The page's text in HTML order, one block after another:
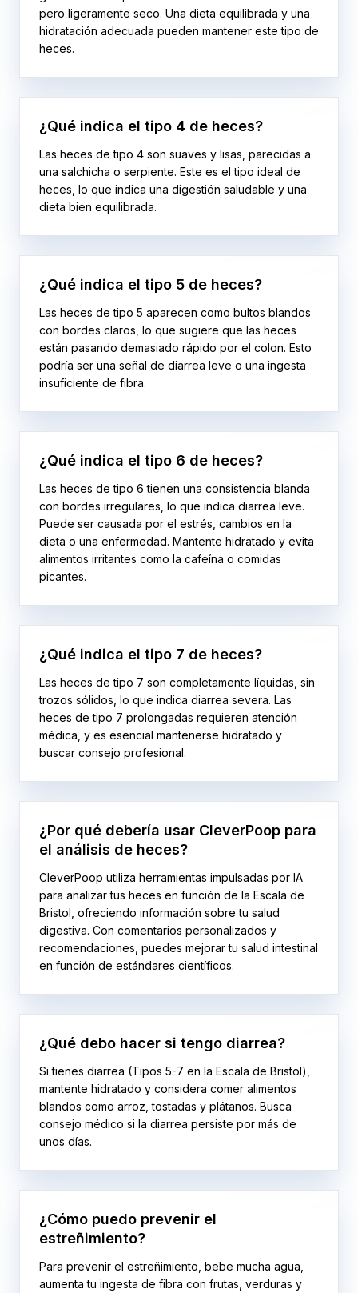
pero ligeramente seco. Una dieta equilibrada y una
hidratación adecuada pueden mantener este tipo de
heces.
¿Qué indica el tipo 4 de heces?
Las heces de tipo 4 son suaves y lisas, parecidas a
una salchicha o serpiente. Este es el tipo ideal de
heces, lo que indica una digestión saludable y una
dieta bien equilibrada.
¿Qué indica el tipo 5 de heces?
Las heces de tipo 5 aparecen como bultos blandos
con bordes claros, lo que sugiere que las heces
están pasando demasiado rápido por el colon. Esto
podría ser una señal de diarrea leve o una ingesta
insuficiente de fibra.
¿Qué indica el tipo 6 de heces?
Las heces de tipo 6 tienen una consistencia blanda
con bordes irregulares, lo que indica diarrea leve.
Puede ser causada por el estrés, cambios en la
dieta o una enfermedad. Mantente hidratado y evita
alimentos irritantes como la cafeína o comidas
picantes.
¿Qué indica el tipo 7 de heces?
Las heces de tipo 7 son completamente líquidas, sin
trozos sólidos, lo que indica diarrea severa. Las
heces de tipo 7 prolongadas requieren atención
médica, y es esencial mantenerse hidratado y
buscar consejo profesional.
¿Por qué debería usar CleverPoop para
el análisis de heces?
CleverPoop utiliza herramientas impulsadas por IA
para analizar tus heces en función de la Escala de
Bristol, ofreciendo información sobre tu salud
digestiva. Con comentarios personalizados y
recomendaciones, puedes mejorar tu salud intestinal
en función de estándares científicos.
¿Qué debo hacer si tengo diarrea?
Si tienes diarrea (Tipos 5-7 en la Escala de Bristol),
mantente hidratado y considera comer alimentos
blandos como arroz, tostadas y plátanos. Busca
consejo médico si la diarrea persiste por más de
unos días.
¿Cómo puedo prevenir el
estreñimiento?
Para prevenir el estreñimiento, bebe mucha agua,
aumenta tu ingesta de fibra con frutas, verduras y